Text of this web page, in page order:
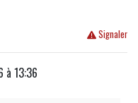
Signaler
13:36